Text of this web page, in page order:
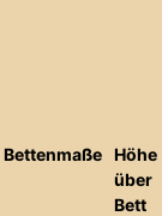
Bettenmaße Höhe
über
Bett